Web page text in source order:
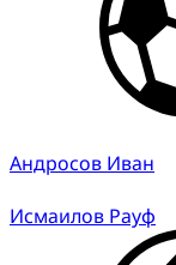
Андросов Иван
Исмаилов Рауф